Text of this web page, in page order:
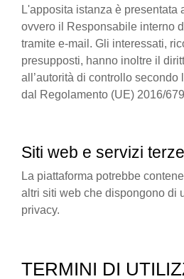
L'apposita istanza è presentata
ovvero il Responsabile interno
tramite e-mail. Gli interessati,
presupposti, hanno inoltre il
all’autorità di controllo secondo
dal Regolamento (UE) 2016/
Siti web e servizi
La piattaforma potrebbe
altri siti web che dispongono di
privacy.
TERMINI DI